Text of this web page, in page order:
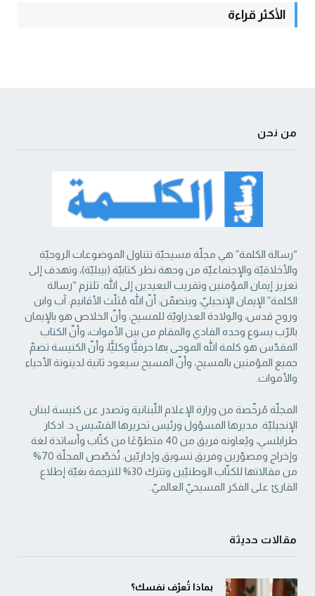
الأكثر قراءة
من نحن
“رسالة الكلمة” هي مجلّة مسيحيّة تتناول الموضوعات الروحيّة
والأخلاقيّة والإجتماعيّة من ‏وجهة نظر كتابيّة (بيبليّة)، وتهدف إلى
تعزيز إيمان المؤمنين وتقريب البعيدين إلى الله. تلتزم “رسالة
‏الكلمة” الإيمان الإنجيليّ، ويتضمّن: أنّ الله مُثلّث الأقانيم: آب وابن
وروح قدس، والولادة العذراويّة ‏للمسيح، وأنّ الخلاص هو بالإيمان
بالرّب يسوع وحده الفادي والمقام من بين الأموات، وأنّ الكتاب
‏المقدّس هو كلمة الله الموحى بها حرفيًّا وكليًّا، وأنّ الكنيسة تضمّ
جميع المؤمنين بالمسيح، وأنّ المسيح ‏سيعود ثانية لدينونة الأحياء
والأموات. ‏
المجلّة مُرخّصة من وزارة الإعلام اللّبنانية وتصدر عن كنيسة لبنان
الإنجيليّة. مديرها المسؤول ‏ورئيس تحريرها القسّيس د. ادكار
طرابلسي، ويُعاونه فريق من 40 متطوّعًا من كتّاب وأساتذة لغة
‏وإخراج ومصوّرين وفريق تسويق وإداريّين. تُخصّص المجلّة 70%
من مقالاتها للكتّاب الوطنيّين ‏وتترك 30% للترجمة بغيّة إطلاع
القارئ على الفكر المسيحيّ العالميّ.‏
مقالات حديثة
بماذا تُعرّف نفسك؟